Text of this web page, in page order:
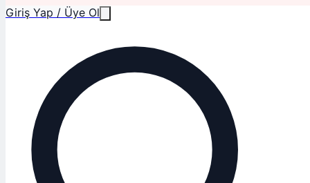
Giriş Yap / Üye Ol